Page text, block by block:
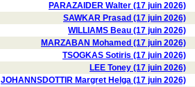
PARAZAIDER Walter (17 juin 2026)
SAWKAR Prasad (17 juin 2026)
WILLIAMS Beau (17 juin 2026)
MARZABAN Mohamed (17 juin 2026)
TSOGKAS Sotiris (17 juin 2026)
LEE Toney (17 juin 2026)
JOHANNSDOTTIR Margret Helga (17 juin 2026)